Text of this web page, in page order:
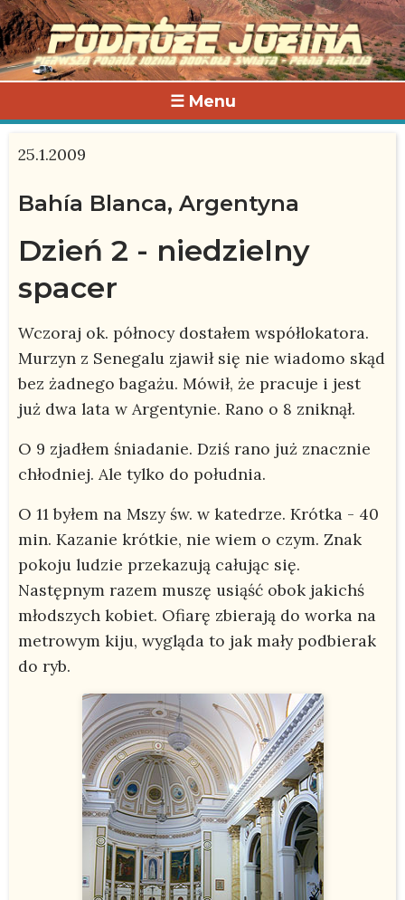
☰ Menu
25.1.2009
Bahía Blanca, Argentyna
Dzień 2 - niedzielny
spacer
Wczoraj ok. północy dostałem współlokatora.
Murzyn z Senegalu zjawił się nie wiadomo skąd
bez żadnego bagażu. Mówił, że pracuje i jest
już dwa lata w Argentynie. Rano o 8 zniknął.
O 9 zjadłem śniadanie. Dziś rano już znacznie
chłodniej. Ale tylko do południa.
O 11 byłem na Mszy św. w katedrze. Krótka - 40
min. Kazanie krótkie, nie wiem o czym. Znak
pokoju ludzie przekazują całując się.
Następnym razem muszę usiąść obok jakichś
młodszych kobiet. Ofiarę zbierają do worka na
metrowym kiju, wygląda to jak mały podbierak
do ryb.